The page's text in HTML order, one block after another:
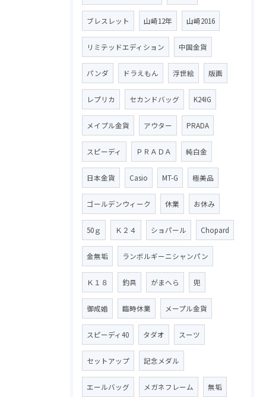
ブレスレット 山崎12年 山崎2016
リミテッドエディション 中国金貨
パンダ ドラえもん 浮世絵 版画
レプリカ セカンドバッグ K24IG
メイプル金貨 アウター PRADA
スピーディ ＰＲＡＤＡ 純白金
日本金貨 Casio MT-G 極美品
ゴールデンウィーク 休業 お休み
50ｇ Ｋ２４ ショパール Chopard
金無垢 ランボルギーニシャンパン
Ｋ１８ 釣具 がまへら 兜
御成婚 臨時休業 メープル金貨
スピーディ40 タダオ スーツ
セットアップ 記念メダル
エールバッグ メガネフレーム 無垢